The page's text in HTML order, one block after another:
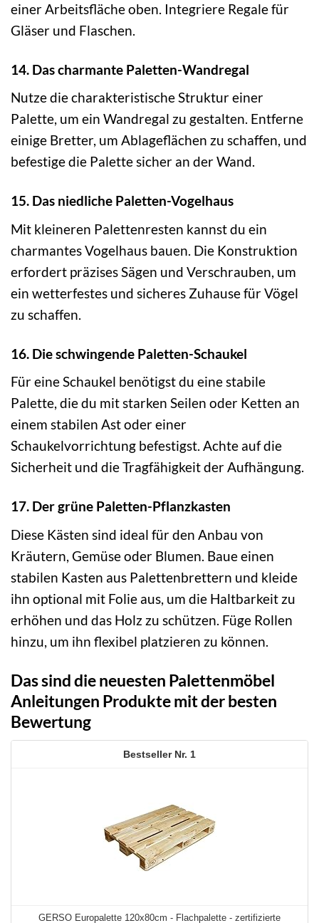
einer Arbeitsfläche oben. Integriere Regale für
Gläser und Flaschen.
14. Das charmante Paletten-Wandregal
Nutze die charakteristische Struktur einer
Palette, um ein Wandregal zu gestalten. Entferne
einige Bretter, um Ablageflächen zu schaffen, und
befestige die Palette sicher an der Wand.
15. Das niedliche Paletten-Vogelhaus
Mit kleineren Palettenresten kannst du ein
charmantes Vogelhaus bauen. Die Konstruktion
erfordert präzises Sägen und Verschrauben, um
ein wetterfestes und sicheres Zuhause für Vögel
zu schaffen.
16. Die schwingende Paletten-Schaukel
Für eine Schaukel benötigst du eine stabile
Palette, die du mit starken Seilen oder Ketten an
einem stabilen Ast oder einer
Schaukelvorrichtung befestigst. Achte auf die
Sicherheit und die Tragfähigkeit der Aufhängung.
17. Der grüne Paletten-Pflanzkasten
Diese Kästen sind ideal für den Anbau von
Kräutern, Gemüse oder Blumen. Baue einen
stabilen Kasten aus Palettenbrettern und kleide
ihn optional mit Folie aus, um die Haltbarkeit zu
erhöhen und das Holz zu schützen. Füge Rollen
hinzu, um ihn flexibel platzieren zu können.
Das sind die neuesten Palettenmöbel
Anleitungen Produkte mit der besten
Bewertung
1
GERSO Europalette 120x80cm - Flachpalette - zertifizierte